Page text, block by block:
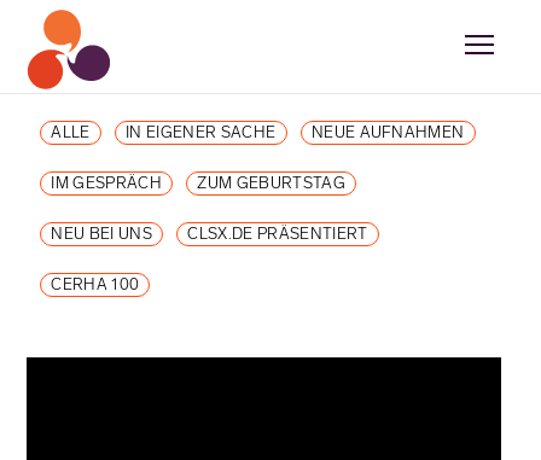
ALLE IN EIGENER SACHE NEUE AUFNAHMEN
IM GESPRÄCH ZUM GEBURTSTAG
NEU BEI UNS CLSX.DE PRÄSENTIERT
CERHA 100